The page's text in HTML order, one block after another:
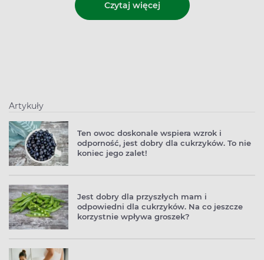
Czytaj więcej
Artykuły
Ten owoc doskonale wspiera wzrok i
odporność, jest dobry dla cukrzyków. To nie
koniec jego zalet!
Jest dobry dla przyszłych mam i
odpowiedni dla cukrzyków. Na co jeszcze
korzystnie wpływa groszek?